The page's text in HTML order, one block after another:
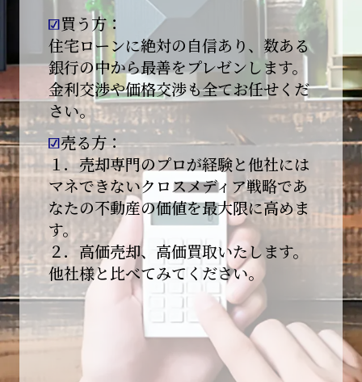
2026-01-09
【新年あけましておめでとうございます】
本日より始業いたしました。
昨年は多くのご縁とご支援をいただき、心より
感謝申し上げます。
本年も地域に根ざし、誠実な仕事を積み重ねて
参ります。
引き続きどうぞよろしくお願いいたします。
2025-12-20
【年末年始休業のお知らせ】
平素は格別のご愛顧を賜り、誠にありがとうご
下記期間を年末年始休業とさせて頂きます。
買う方：
住宅ローンに絶対の自信あり、数ある
銀行の中から最善をプレゼンします。
金利交渉や価格交渉も全てお任せくだ
さい。
売る方：
１．売却専門のプロが経験と他社には
マネできないクロスメディア戦略であ
なたの不動産の価値を最大限に高めま
す。
２．高価売却、高価買取いたします。
他社様と比べてみてください。